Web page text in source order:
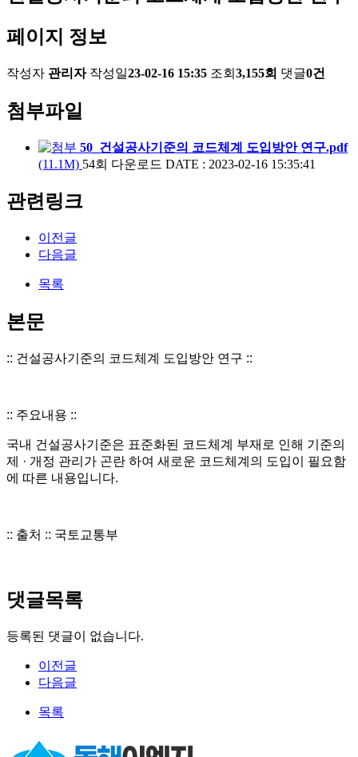
페이지 정보
작성자 관리자 작성일23-02-16 15:35 조회 3,155회 댓글0건
첨부파일
50_건설공사기준의 코드체계 도입방안 연구.pdf
(11.1M) 54회 다운로드 DATE : 2023-02-16 15:35:41
관련링크
이전글
다음글
목록
본문
:: 건설공사기준의 코드체계 도입방안 연구 ::
:: 주요내용 ::
국내 건설공사기준은 표준화된 코드체계 부재로 인해 기준의
제 · 개정 관리가 곤란 하여 새로운 코드체계의 도입이 필요함
에 따른 내용입니다.
:: 출처 :: 국토교통부
댓글목록
등록된 댓글이 없습니다.
이전글
다음글
목록